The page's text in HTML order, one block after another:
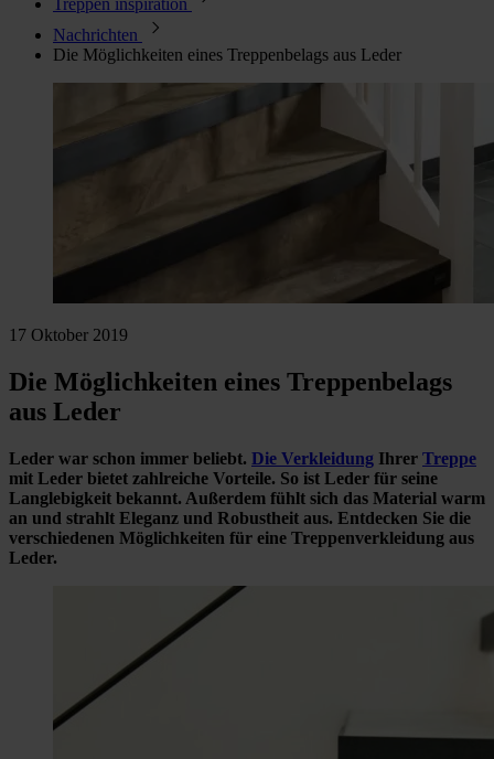
Treppen inspiration
Nachrichten
Die Möglichkeiten eines Treppenbelags aus Leder
17 Oktober 2019
Die Möglichkeiten eines Treppenbelags
aus Leder
Leder war schon immer beliebt. Die Verkleidung Ihrer Treppe
mit Leder bietet zahlreiche Vorteile. So ist Leder für seine
Langlebigkeit bekannt. Außerdem fühlt sich das Material warm
an und strahlt Eleganz und Robustheit aus. Entdecken Sie die
verschiedenen Möglichkeiten für eine Treppenverkleidung aus
Leder.